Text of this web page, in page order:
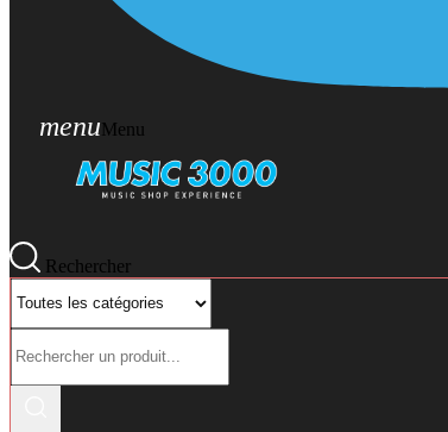
menuMenu
Rechercher